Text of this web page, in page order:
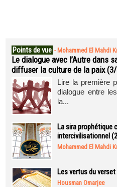
Points de vue - Mohammed El Mahdi
Le dialogue avec l’Autre dans
diffuser la culture de la paix
Lire la première
dialogue entre
la...
La sira prophétique
intercivilisationnel
Mohammed El Mahdi
Les vertus du
Housman Omarjee